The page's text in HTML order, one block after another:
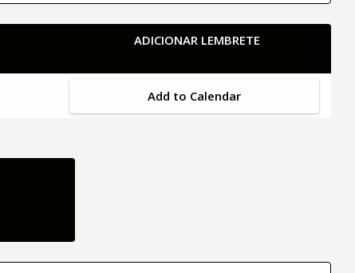
ADICIONAR LEMBRETE
Add to Calendar